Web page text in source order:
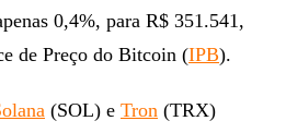
0,4%, para R$ 351.541,
de Preço do Bitcoin (IPB).
(SOL) e Tron (TRX)